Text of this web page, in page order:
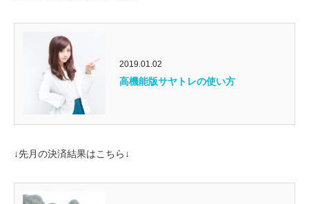
2019.01.02
高機能版サヤトレの使い方
↓先月の決済結果はこちら↓